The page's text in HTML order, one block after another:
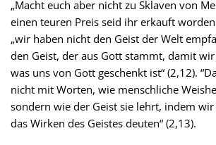
„Macht euch aber nicht zu Sklaven von
einen teuren Preis seid ihr erkauft
„wir haben nicht den Geist der Welt
den Geist, der aus Gott stammt, damit
was uns von Gott geschenkt ist“ (2,12).
nicht mit Worten, wie menschliche
sondern wie der Geist sie lehrt, indem
das Wirken des Geistes deuten“ (2,13).